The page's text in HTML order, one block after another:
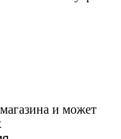
и может